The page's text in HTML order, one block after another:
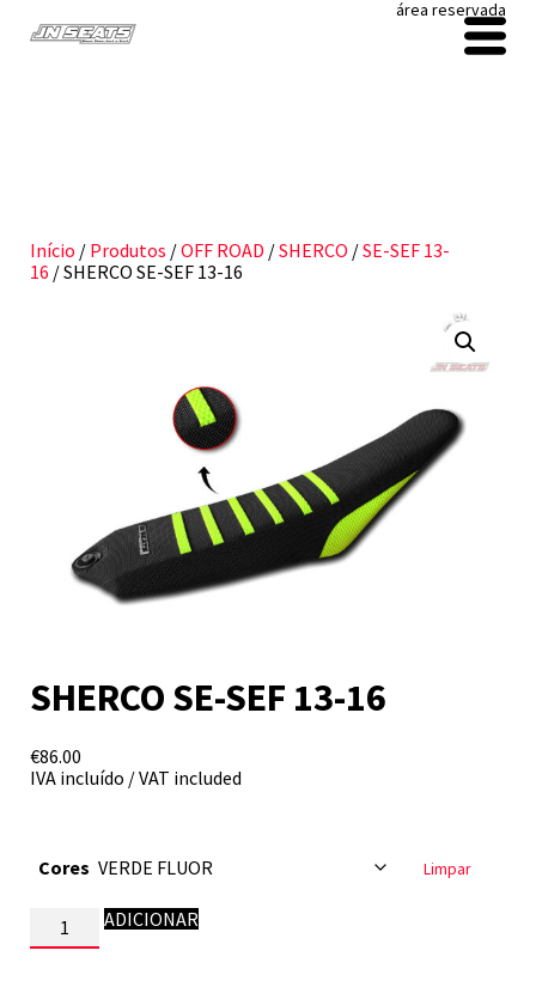
área reservada
Início / Produtos /OFF ROAD /SHERCO /SE-SEF 13-
16 / SHERCO SE-SEF 13-16
SHERCO SE-SEF 13-16
€86.00
IVA incluído / VAT included
Cores Limpar
QuantidadeADICIONAR